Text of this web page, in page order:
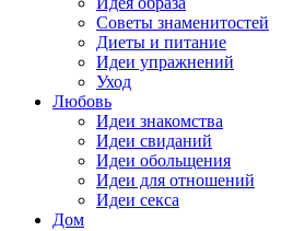
Советы знаменитостей
Диеты и питание
Идеи упражнений
Уход
Любовь
Идеи знакомства
Идеи свиданий
Идеи обольщения
Идеи для отношений
Идеи секса
Дом